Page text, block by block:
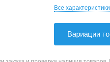
Все характеристики
Вариации